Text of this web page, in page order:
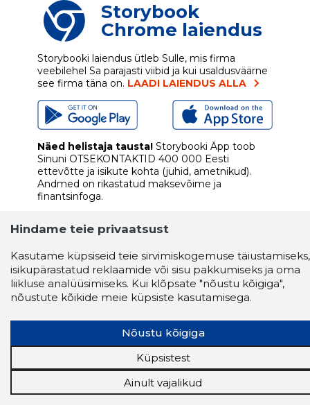
Storybook
Chrome laiendus
Storybooki laiendus ütleb Sulle, mis firma
veebilehel Sa parajasti viibid ja kui usaldusväärne
see firma täna on. LAADI LAIENDUS ALLA
Näed helistaja tausta! Storybooki Äpp toob
Sinuni OTSEKONTAKTID 400 000 Eesti
ettevõtte ja isikute kohta (juhid, ametnikud).
Andmed on rikastatud maksevõime ja
finantsinfoga.
Tööriistad
Sooduspakkumised
Hanked
Sihtkliendid
Lisavõimalused
Krediidihaldus
Hindame teie privaatsust
Kasutame küpsiseid teie sirvimiskogemuse täiustamiseks,
isikupärastatud reklaamide või sisu pakkumiseks ja oma
liikluse analüüsimiseks. Kui klõpsate "nõustu kõigiga",
nõustute kõikide meie küpsiste kasutamisega.
Nõustu kõigiga
Küpsistest
Ainult vajalikud